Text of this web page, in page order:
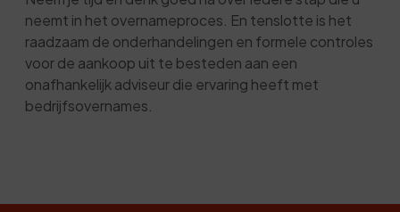
neemt in het overnameproces. En tenslotte is het
raadzaam de onderhandelingen en formele controles
voor de aankoop uit te besteden aan een
onafhankelijk adviseur die ervaring heeft met
bedrijfsovernames.